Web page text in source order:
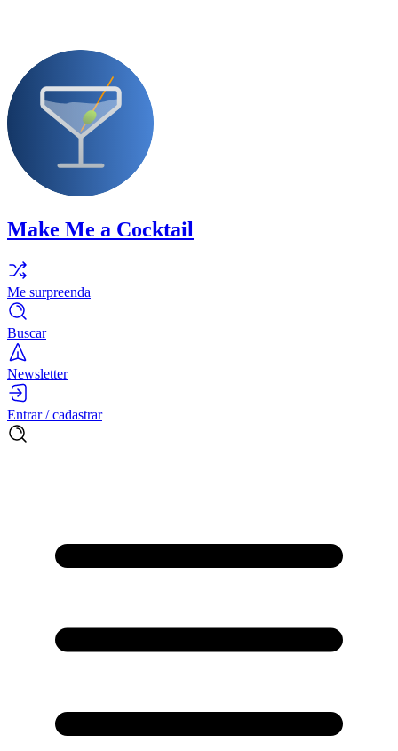
Make Me a Cocktail
Me surpreenda
Buscar
Newsletter
Entrar / cadastrar